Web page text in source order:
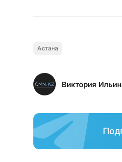
Астана
Виктория